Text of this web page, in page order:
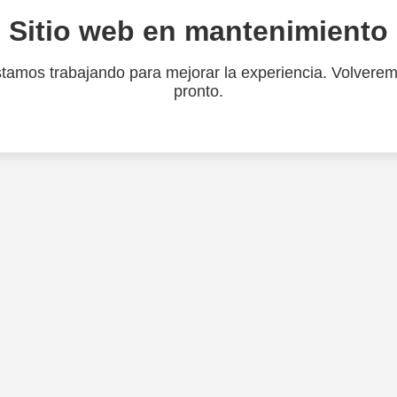
Sitio web en mantenimiento
trabajando para mejorar la experiencia.
pronto.